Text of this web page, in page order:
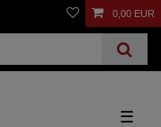
0,00 EUR
☰